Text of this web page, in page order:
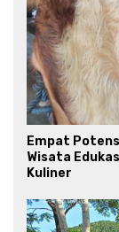
Empat
Wisata
Kuliner